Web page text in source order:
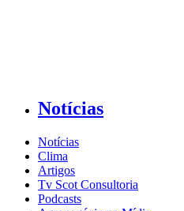
Notícias
Notícias
Clima
Artigos
Tv Scot Consultoria
Podcasts